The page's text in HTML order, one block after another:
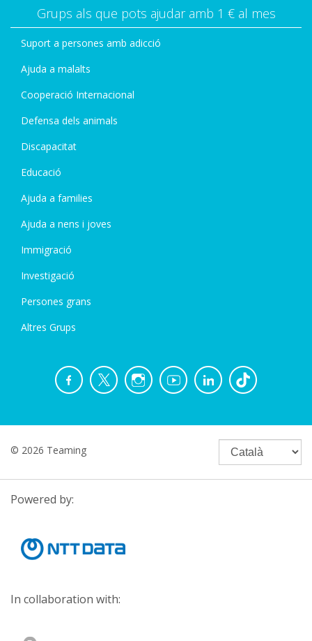
Grups als que pots ajudar amb 1 € al mes
Suport a persones amb adicció
Ajuda a malalts
Cooperació Internacional
Defensa dels animals
Discapacitat
Educació
Ajuda a families
Ajuda a nens i joves
Immigració
Investigació
Persones grans
Altres Grups
© 2026 Teaming
Powered by:
In collaboration with: